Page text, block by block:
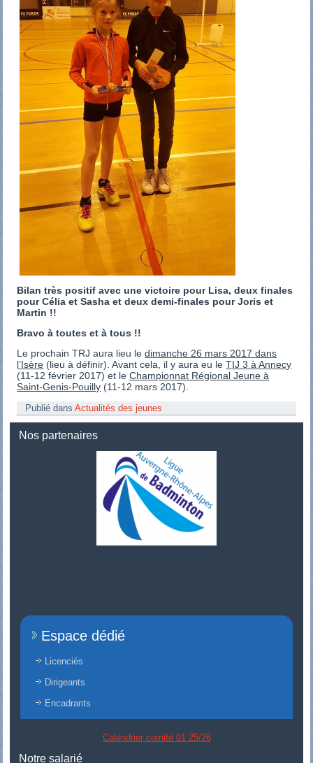
Bilan très positif avec une victoire pour Lisa, deux finales
pour Célia et Sasha et deux demi-finales pour Joris et
Martin !!
Bravo à toutes et à tous !!
Le prochain TRJ aura lieu ledimanche 26 mars 2017 dans
l’Isère (lieu à définir). Avant cela, il y aura eu leTIJ 3 à Annecy
(11-12 février 2017) et leChampionnat Régional Jeune à
Saint-Genis-Pouilly (11-12 mars 2017).
Publié dans Actualités des jeunes
Nos partenaires
Espace dédié
Licenciés
Dirigeants
Encadrants
Calendrier comité 01 25/26
Notre salarié